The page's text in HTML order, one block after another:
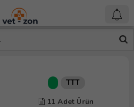
TTT
11 Adet Ürün